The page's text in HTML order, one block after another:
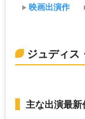
映画出演作
ジュディス
主な出演最新